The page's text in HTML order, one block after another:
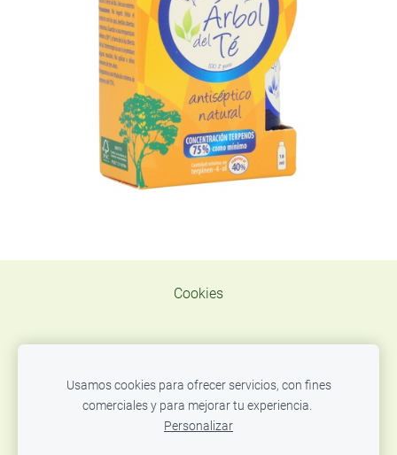
Cookies
TELEF. WAT.
637319936 E MAILcentxcentnatural@gmail.com
C/Josep Camprecios, 21 carrer de Correus i FIATC
Usamos cookies para ofrecer servicios, con fines
comerciales y para mejorar tu experiencia.
Personalizar